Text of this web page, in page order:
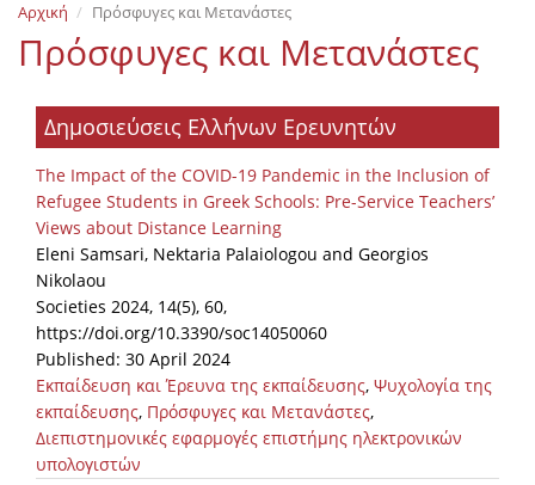
Εκδόσεις
Ενημέρωση
Αρχική Πρόσφυγες και Μετανάστες
Πρόσφυγες και Μετανάστες
Δημοσιεύσεις Ελλήνων Ερευνητών
The Impact of the COVID-19 Pandemic in the Inclusion of
Refugee Students in Greek Schools: Pre-Service Teachers’
Views about Distance Learning
Eleni Samsari, Nektaria Palaiologou and Georgios
Nikolaou
Societies 2024, 14(5), 60,
https://doi.org/10.3390/soc14050060
Published: 30 April 2024
Εκπαίδευση και Έρευνα της εκπαίδευσης, Ψυχολογία της
εκπαίδευσης, Πρόσφυγες και Μετανάστες,
Διεπιστημονικές εφαρμογές επιστήμης ηλεκτρονικών
υπολογιστών